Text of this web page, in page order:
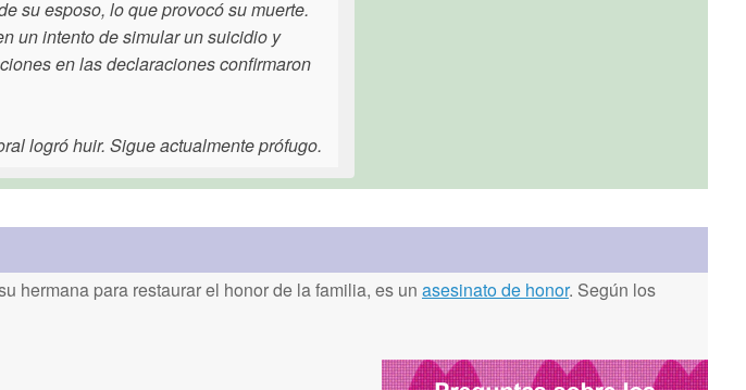
su esposo, lo que provocó su muerte.
un intento de simular un suicidio y
en las declaraciones confirmaron
logró huir. Sigue actualmente prófugo.
hermana para restaurar el honor de la familia, es un asesinato de honor. Según los